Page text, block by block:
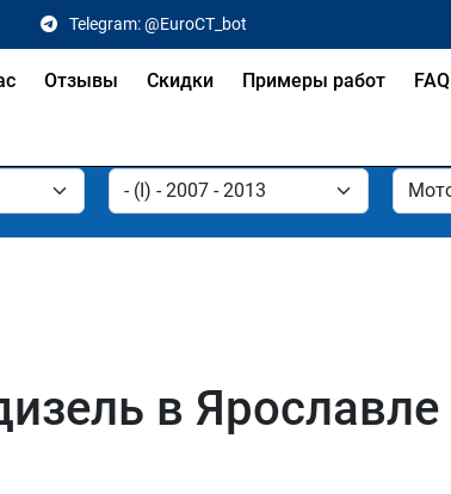
Telegram: @EuroCT_bot
Отзывы Скидки Примеры работ FAQ
в Ярославле